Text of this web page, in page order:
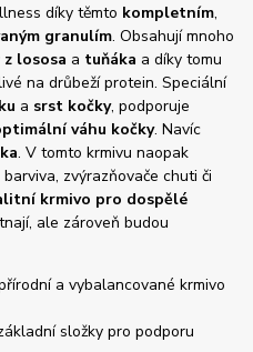
díky těmto kompletním,
granulím. Obsahují mnoho
z lososa a tuňáka a díky tomu
na drůbeží protein. Speciální
a srst kočky, podporuje
váhu kočky. Navíc
. V tomto krmivu naopak
zvýrazňovače chuti či
krmivo pro dospělé
ale zároveň budou
a vybalancované krmivo
složky pro podporu